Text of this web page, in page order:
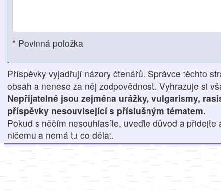
* Povinná položka
Příspěvky vyjadřují názory čtenářů. Správce těchto
obsah a nenese za něj zodpovědnost. Vyhrazuje si
Nepřijatelné jsou zejména urážky, vulgarismy,
příspěvky nesouvisející s příslušným tématem.
Pokud s něčím nesouhlasíte, uveďte důvod a přidejte
ničemu a nemá tu co dělat.